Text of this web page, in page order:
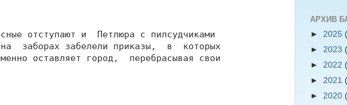
отступают и  Петлюра с пилсудчиками
заборах забелели приказы,  в  которых
оставляет город,  перебрасывая свои
АРХИВ
► 2025
► 2023
► 2022
► 2021
► 2020